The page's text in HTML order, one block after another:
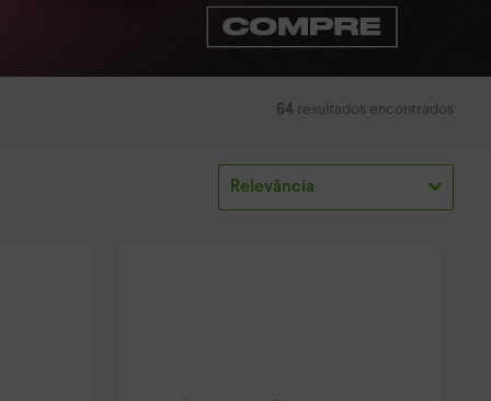
64 resultados encontrados
Relevância